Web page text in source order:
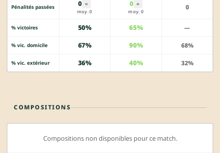
Pénalités passées 0 =
moy. 0
0 =
moy. 0
0
% victoires 50% 65% —
% vic. domicile 67% 90% 68%
% vic. extérieur 36% 40% 32%
COMPOSITIONS
Compositions non disponibles pour ce match.